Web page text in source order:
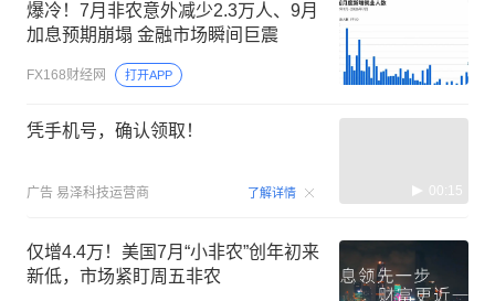
爆冷！7月非农意外减少2.3万人、9月
加息预期崩塌 金融市场瞬间巨震
FX168财经网 打开APP
凭手机号，确认领取！
广告 易泽科技运营商 了解详情 00:15
仅增4.4万！美国7月“小非农”创年初来
新低，市场紧盯周五非农